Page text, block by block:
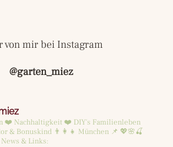
von mir bei Instagram
@garten_miez
❤️ Nachhaltigkeit ❤️ DIY's Familienleben
& Bonuskind 👨‍👩‍👧 München 📌 💖🌸🍒
& Links: